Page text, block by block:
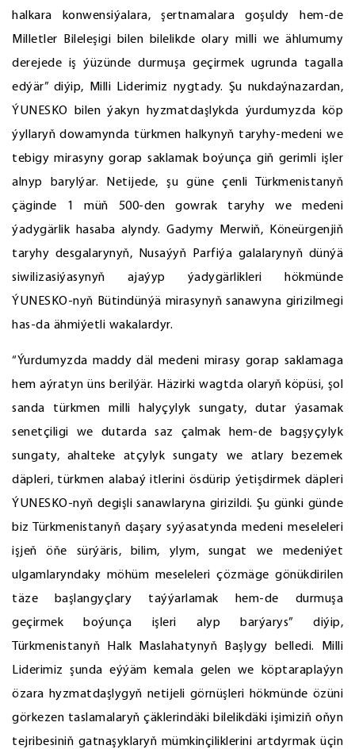
halkara konwensiýalara, şertnamalara goşuldy hem-de
Milletler Bileleşigi bilen bilelikde olary milli we ählumumy
derejede iş ýüzünde durmuşa geçirmek ugrunda tagalla
edýär” diýip, Milli Liderimiz nygtady. Şu nukdaýnazardan,
ÝUNESKO bilen ýakyn hyzmatdaşlykda ýurdumyzda köp
ýyllaryň dowamynda türkmen halkynyň taryhy-medeni we
tebigy mirasyny gorap saklamak boýunça giň gerimli işler
alnyp barylýar. Netijede, şu güne çenli Türkmenistanyň
çäginde 1 müň 500-den gowrak taryhy we medeni
ýadygärlik hasaba alyndy. Gadymy Merwiň, Köneürgenjiň
taryhy desgalarynyň, Nusaýyň Parfiýa galalarynyň dünýä
siwilizasiýasynyň ajaýyp ýadygärlikleri hökmünde
ÝUNESKO-nyň Bütindünýä mirasynyň sanawyna girizilmegi
has-da ähmiýetli wakalardyr.
“Ýurdumyzda maddy däl medeni mirasy gorap saklamaga
hem aýratyn üns berilýär. Häzirki wagtda olaryň köpüsi, şol
sanda türkmen milli halyçylyk sungaty, dutar ýasamak
senetçiligi we dutarda saz çalmak hem-de bagşyçylyk
sungaty, ahalteke atçylyk sungaty we atlary bezemek
däpleri, türkmen alabaý itlerini ösdürip ýetişdirmek däpleri
ÝUNESKO-nyň degişli sanawlaryna girizildi. Şu günki günde
biz Türkmenistanyň daşary syýasatynda medeni meseleleri
işjeň öňe sürýäris, bilim, ylym, sungat we medeniýet
ulgamlaryndaky möhüm meseleleri çözmäge gönükdirilen
täze başlangyçlary taýýarlamak hem-de durmuşa
geçirmek boýunça işleri alyp barýarys” diýip,
Türkmenistanyň Halk Maslahatynyň Başlygy belledi. Milli
Liderimiz şunda eýýäm kemala gelen we köptaraplaýyn
özara hyzmatdaşlygyň netijeli görnüşleri hökmünde özüni
görkezen taslamalaryň çäklerindäki bilelikdäki işimiziň oňyn
tejribesiniň gatnaşyklaryň mümkinçiliklerini artdyrmak üçin